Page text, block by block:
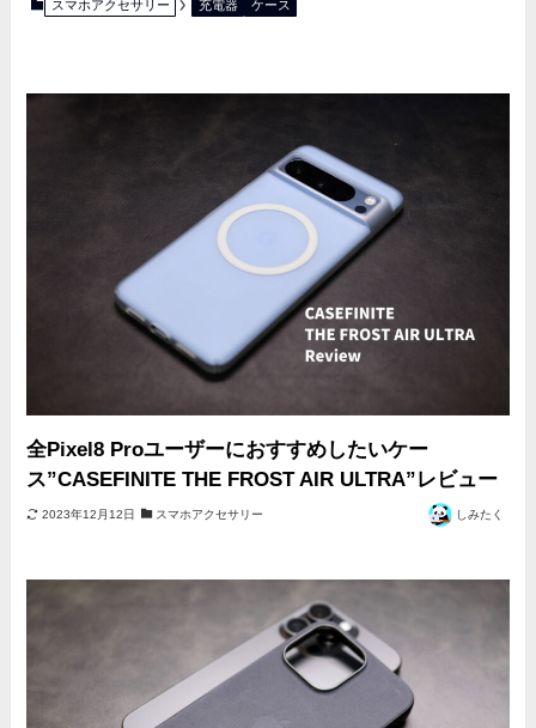
スマホアクセサリー 充電器 ケース
全Pixel8 Proユーザーにおすすめしたいケー
ス”CASEFINITE THE FROST AIR ULTRA”レビュー
2023年12月12日 スマホアクセサリー しみたく